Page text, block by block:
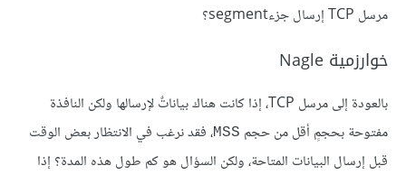
مرسل TCP إرسال جزءsegment؟
خوارزمية Nagle
بالعودة إلى مرسل TCP، إذا كانت هناك بياناتٌ لإرسالها ولكن النافذة
مفتوحة بحجمٍ أقل من حجم MSS، فقد نرغب في الانتظار بعض الوقت
قبل إرسال البيانات المتاحة، ولكن السؤال هو كم طول هذه المدة؟ إذا